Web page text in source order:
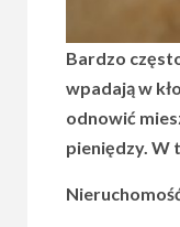
Bardzo
wpadają w
odnowić
pieniędzy. W